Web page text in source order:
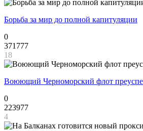
Борьба за мир до полной капитуляции
0
371777
18
Воюющий Черноморский флот
0
223977
4